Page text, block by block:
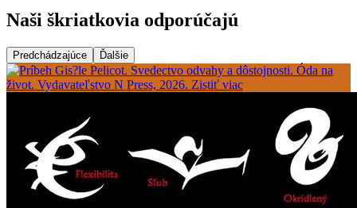
Naši škriatkovia odporúčajú
Predchádzajúce Ďalšie